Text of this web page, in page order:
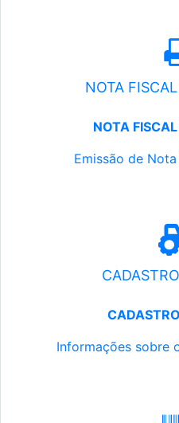
NOTA
NOTA
Emissão de
Informações sobre